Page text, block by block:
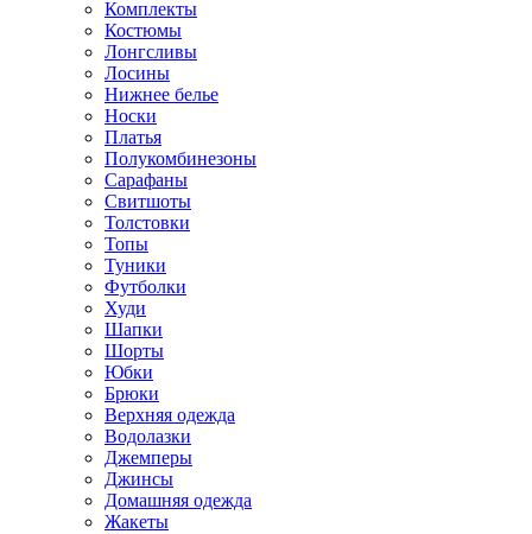
Комплекты
Костюмы
Лонгсливы
Лосины
Нижнее белье
Носки
Платья
Полукомбинезоны
Сарафаны
Свитшоты
Толстовки
Топы
Туники
Футболки
Худи
Шапки
Шорты
Юбки
Брюки
Верхняя одежда
Водолазки
Джемперы
Джинсы
Домашняя одежда
Жакеты